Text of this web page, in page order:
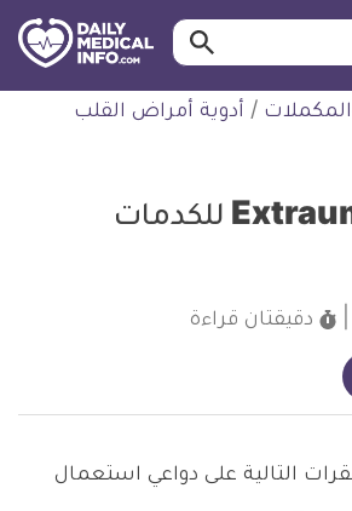
طبية
ابحث…
/ أدوية أمراض القلب
اكستروما Extrauma للكدمات
دقيقتان قراءة
- ديلي ميديكال انفو
التالية على دواعي استعمال